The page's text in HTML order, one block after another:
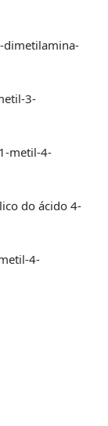
dimetilamina-
3-
metil-4-
do ácido 4-
4-